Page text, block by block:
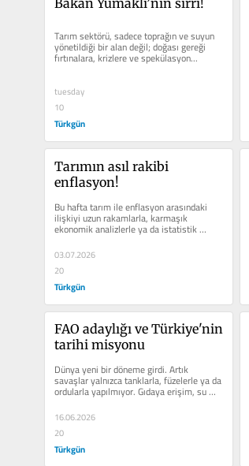
Tarım sektörü, sadece toprağın ve suyun
yönetildiği bir alan değil; doğası gereği
fırtınalara, krizlere ve spekülasyon...
tuesday
10
Türkgün
Tarımın asıl rakibi
enflasyon!
Bu hafta tarım ile enflasyon arasındaki
ilişkiyi uzun rakamlarla, karmaşık
ekonomik analizlerle ya da istatistik
tablolarıyla anlatmayı değil;...
03.07.2026
20
Türkgün
FAO adaylığı ve Türkiye'nin
tarihi misyonu
Dünya yeni bir döneme girdi. Artık
savaşlar yalnızca tanklarla, füzelerle ya da
ordularla yapılmıyor. Gıdaya erişim, su
kaynakları,...
16.06.2026
20
Türkgün